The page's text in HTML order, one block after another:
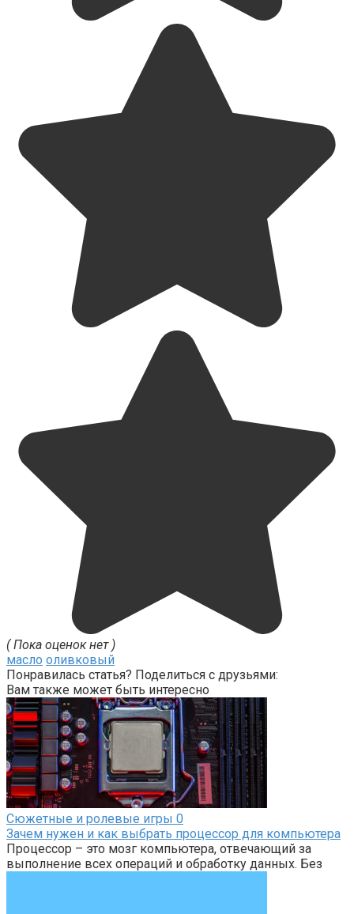
( Пока оценок нет )
масло оливковый
Понравилась статья? Поделиться с друзьями:
Вам также может быть интересно
Сюжетные и ролевые игры 0
Зачем нужен и как выбрать процессор для компьютера
Процессор – это мозг компьютера, отвечающий за
выполнение всех операций и обработку данных. Без